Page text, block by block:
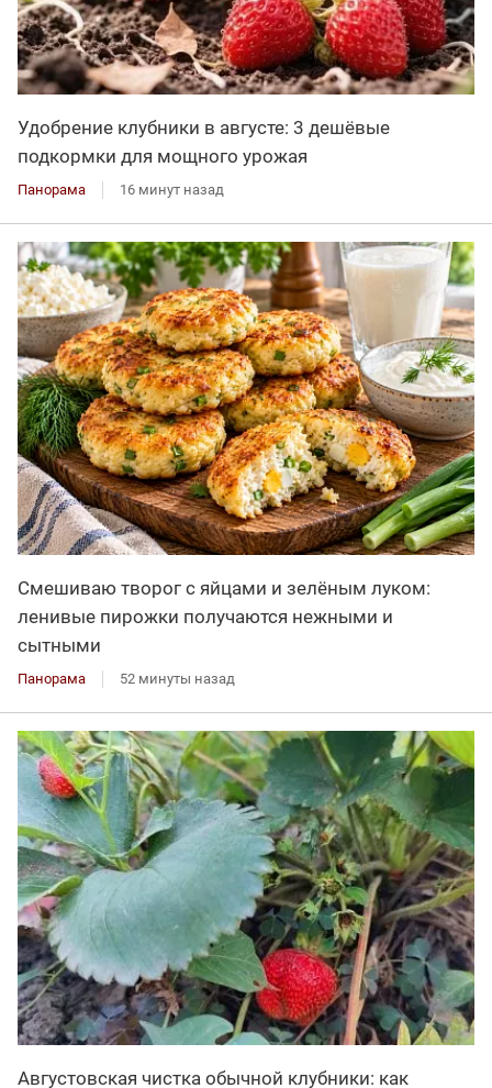
Удобрение клубники в августе: 3 дешёвые
подкормки для мощного урожая
Панорама 16 минут назад
Смешиваю творог с яйцами и зелёным луком:
ленивые пирожки получаются нежными и
сытными
Панорама 52 минуты назад
Августовская чистка обычной клубники: как